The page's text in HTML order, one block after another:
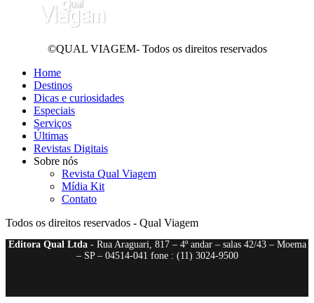
©QUAL VIAGEM- Todos os direitos reservados
Home
Destinos
Dicas e curiosidades
Especiais
Serviços
Últimas
Revistas Digitais
Sobre nós
Revista Qual Viagem
Mídia Kit
Contato
Todos os direitos reservados - Qual Viagem
Editora Qual Ltda- Rua Araguari, 817 – 4º andar – salas 42/43 – Moema
– SP – 04514-041 fone : (11) 3024-9500